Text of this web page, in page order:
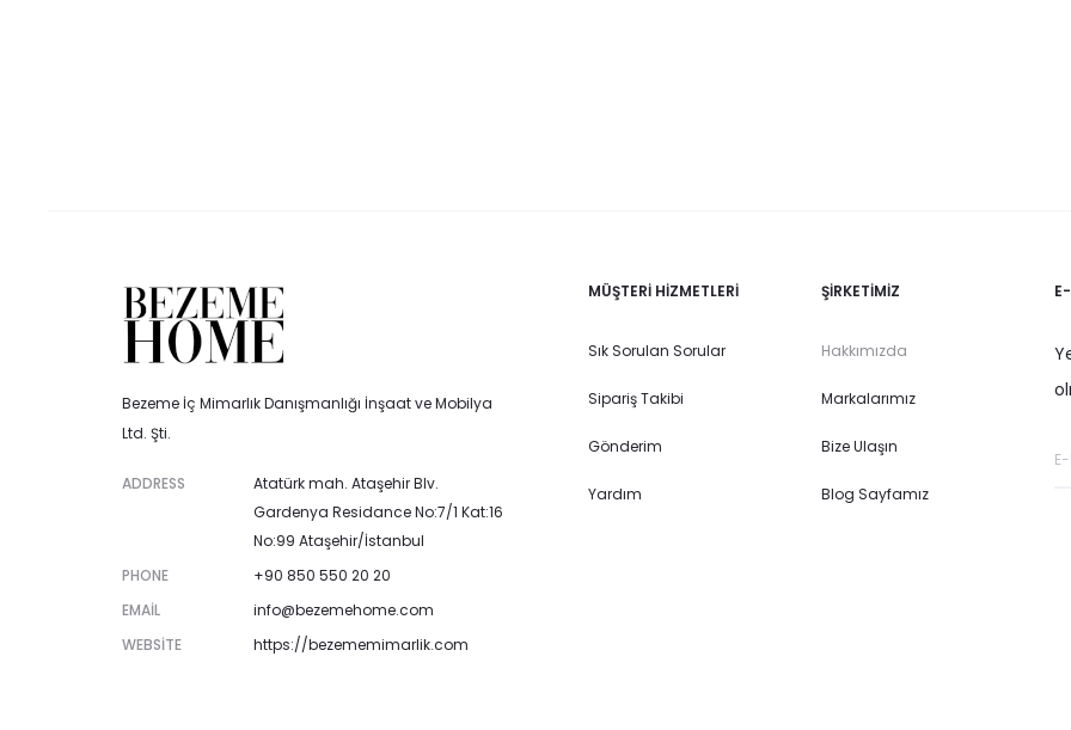
Bezeme İç Mimarlık Danışmanlığı İnşaat ve Mobilya
Ltd. Şti.
ADDRESS
Atatürk mah. Ataşehir Blv.
Gardenya Residance No:7/1 Kat:16
No:99 Ataşehir/İstanbul
PHONE
+90 850 550 20 20
EMAIL
info@bezemehome.com
WEBSITE
https://bezememimarlik.com
MÜŞTERI HIZMETLERI
Sık Sorulan Sorular
Sipariş Takibi
Gönderim
Yardım
ŞIRKETIMIZ
Hakkımızda
Markalarımız
Bize Ulaşın
Blog Sayfamız